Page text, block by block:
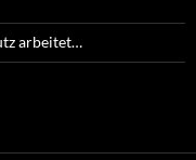
arbeitet…